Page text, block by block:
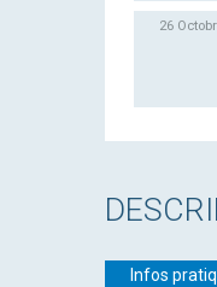
26
Infos